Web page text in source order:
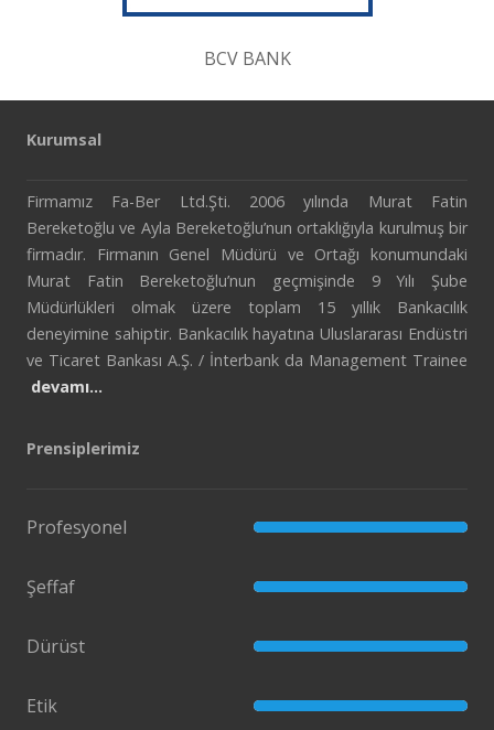
BCV BANK
Kurumsal
Firmamız Fa-Ber Ltd.Şti. 2006 yılında Murat Fatin
Bereketoğlu ve Ayla Bereketoğlu’nun ortaklığıyla kurulmuş bir
firmadır. Firmanın Genel Müdürü ve Ortağı konumundaki
Murat Fatin Bereketoğlu’nun geçmişinde 9 Yılı Şube
Müdürlükleri olmak üzere toplam 15 yıllık Bankacılık
deneyimine sahiptir. Bankacılık hayatına Uluslararası Endüstri
ve Ticaret Bankası A.Ş. / İnterbank da Management Trainee
devamı…
Prensiplerimiz
Profesyonel
Şeffaf
Dürüst
Etik